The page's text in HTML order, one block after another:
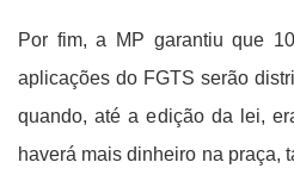
Por fim, a MP garantiu que
aplicações do FGTS serão
quando, até a edição da lei,
haverá mais dinheiro na praça,